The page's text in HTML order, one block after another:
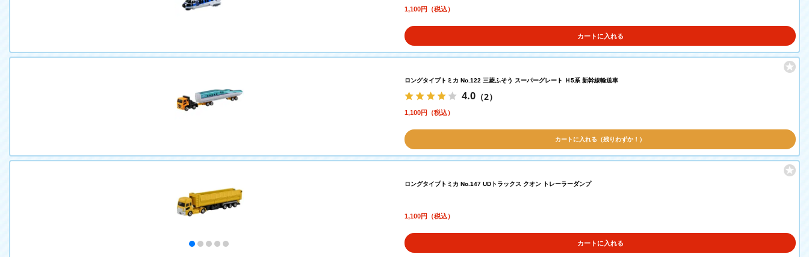
1,100円（税込）
カートに入れる
ロングタイプトミカ No.122 三菱ふそう スーパーグレート Ｈ5系 新幹線輸送車
4.0 （2）
1,100円（税込）
カートに入れる（残りわずか！）
ロングタイプトミカ No.147 UDトラックス クオン トレーラーダンプ
1,100円（税込）
カートに入れる